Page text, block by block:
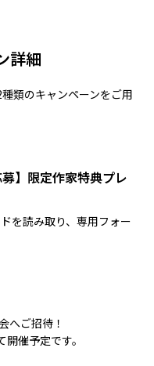
詳細
類のキャンペーンをご用
】限定作家特典プレ
を読み取り、専用フォー
へご招待！
催予定です。